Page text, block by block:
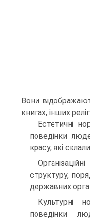
Вони
книгах, інших
Естетичні
поведінки
красу, які
структуру,
державних
Культурні
поведінки